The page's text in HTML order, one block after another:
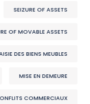
SEIZURE OF ASSETS
OF MOVABLE ASSETS
DES BIENS MEUBLES
MISE EN DEMEURE
COMMERCIAUX